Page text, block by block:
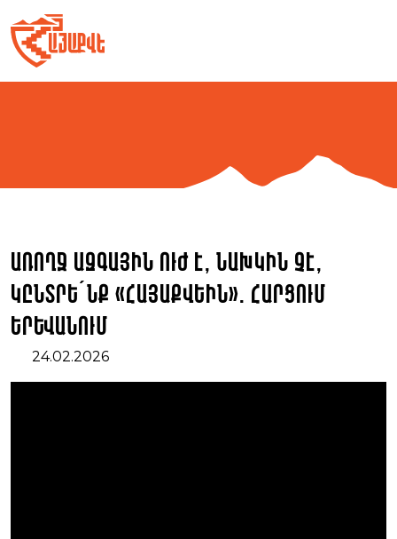
to
content
Առողջ ազգային ուժ է, նախկին չէ,
կընտրե´նք «ՀայաՔվեին». հարցում
Երևանում
24.02.2026